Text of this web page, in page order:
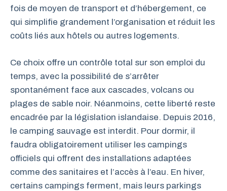
fois de moyen de transport et d’hébergement, ce
qui simplifie grandement l’organisation et réduit les
coûts liés aux hôtels ou autres logements.
Ce choix offre un contrôle total sur son emploi du
temps, avec la possibilité de s’arrêter
spontanément face aux cascades, volcans ou
plages de sable noir. Néanmoins, cette liberté reste
encadrée par la législation islandaise. Depuis 2016,
le camping sauvage est interdit. Pour dormir, il
faudra obligatoirement utiliser les campings
officiels qui offrent des installations adaptées
comme des sanitaires et l’accès à l’eau. En hiver,
certains campings ferment, mais leurs parkings